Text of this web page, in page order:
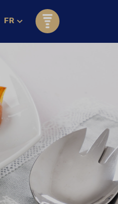
FR